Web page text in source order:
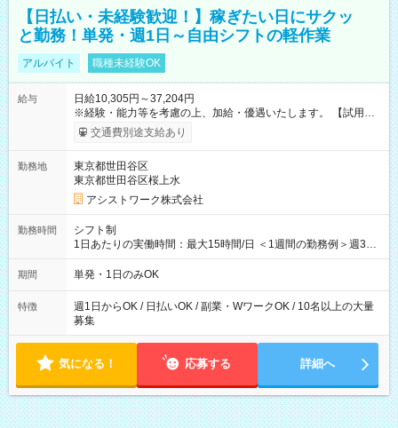
【日払い・未経験歓迎！】稼ぎたい日にサクッ
と勤務！単発・週1日～自由シフトの軽作業
アルバイト 職種未経験OK
給与
日給10,305円～37,204円
※経験・能力等を考慮の上、加給・優遇いたします。 【試用期
間】試用期間なし
交通費別途支給あり
勤務地
東京都世田谷区
東京都世田谷区桜上水
アシストワーク株式会社
勤務時間
シフト制
1日あたりの実働時間：最大15時間/日 ＜1週間の勤務例＞週3回
勤務 勤務：月・水・金 休み：火・木・土・日 好きな時にお仕事
可能です！ ※1日あたりの最大実働時間は日勤、夜勤共に勤務し
期間 単発・1日のみOK
特徴
週1日からOK / 日払いOK / 副業・WワークOK / 10名以上の大量
募集
気になる！ 応募する 詳細へ